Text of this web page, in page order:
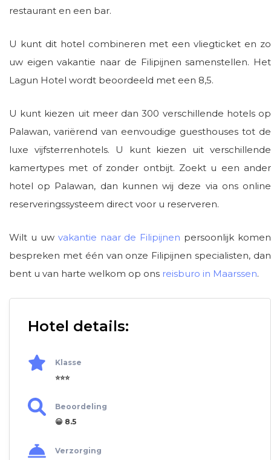
restaurant en een bar.
U kunt dit hotel combineren met een vliegticket en zo
uw eigen vakantie naar de Filipijnen samenstellen. Het
Lagun Hotel wordt beoordeeld met een 8,5.
U kunt kiezen uit meer dan 300 verschillende hotels op
Palawan, variërend van eenvoudige guesthouses tot de
luxe vijfsterrenhotels. U kunt kiezen uit verschillende
kamertypes met of zonder ontbijt. Zoekt u een ander
hotel op Palawan, dan kunnen wij deze via ons online
reserveringssysteem direct voor u reserveren.
Wilt u uw vakantie naar de Filipijnen persoonlijk komen
bespreken met één van onze Filipijnen specialisten, dan
bent u van harte welkom op ons reisburo in Maarssen.
Hotel details:
Klasse
⭐⭐⭐
Beoordeling
😀 8.5
Verzorging